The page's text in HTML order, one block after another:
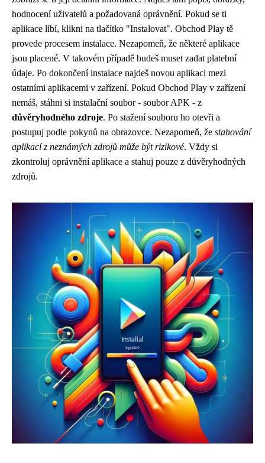
hodnocení uživatelů a požadovaná oprávnění. Pokud se ti
aplikace líbí, klikni na tlačítko "Instalovat". Obchod Play tě
provede procesem instalace. Nezapomeň, že některé aplikace
jsou placené. V takovém případě budeš muset zadat platební
údaje. Po dokončení instalace najdeš novou aplikaci mezi
ostatními aplikacemi v zařízení. Pokud Obchod Play v zařízení
nemáš, stáhni si instalační soubor - soubor APK - z
důvěryhodného zdroje. Po stažení souboru ho otevři a
postupuj podle pokynů na obrazovce. Nezapomeň, že stahování
aplikací z neznámých zdrojů může být rizikové. Vždy si
zkontroluj oprávnění aplikace a stahuj pouze z důvěryhodných
zdrojů.